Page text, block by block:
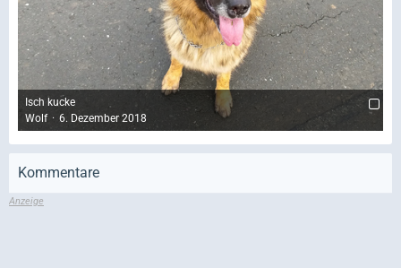
Isch kucke
Wolf
6. Dezember 2018
Kommentare